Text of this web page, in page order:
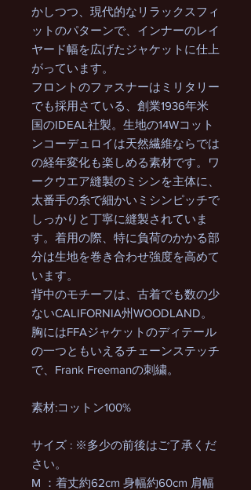
かしつつ、現代的なリラックスフィ
ットのパターンで、インナーのレイ
ヤード幅を広げたジャケットに仕上
がっています。
フロントのファスナーはミリタリー
でも採用さている、創業1936年米
国のIDEAL社製。生地の14Wコット
ンコーデュロイは天然繊維ならでは
の経年変化も楽しめる素材です。ワ
ークウエア縫製のミシンを主体に、
太番手の糸で細かいミシンピッチで
しっかりと丁寧に縫製されていま
す。着用の際、特に負荷のかかる部
分は生地を巻き合わせ強度を高めて
います。
背中のモチーフは、古着でも数の少
ないCALIFORNIA州WOODLAND。
胸にはFFAジャケットのディテール
の一つともいえるチェーンステッチ
で、Frank Freemanの刺繍。
素材:コットン100%
サイズ : ※多少の前後はご了承くだ
さい。
M ：着丈約62cm 身幅約60cm 肩幅